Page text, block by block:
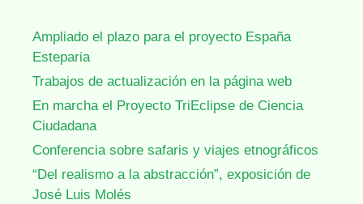
Ampliado el plazo para el proyecto España
Esteparia
Trabajos de actualización en la página web
En marcha el Proyecto TriEclipse de Ciencia
Ciudadana
Conferencia sobre safaris y viajes etnográficos
“Del realismo a la abstracción”, exposición de
José Luis Molés